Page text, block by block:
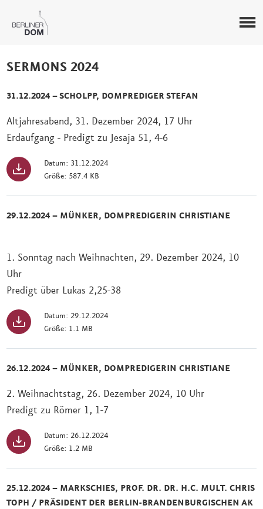
SERMONS 2024
31.12.2024 – SCHOLPP, DOMPREDIGER STEFAN
Altjahresabend, 31. Dezember 2024, 17 Uhr
Erdaufgang - Predigt zu Jesaja 51, 4-6
Datum: 31.12.2024
Größe: 587.4 KB
29.12.2024 – MÜNKER, DOMPREDIGERIN CHRISTIANE
1. Sonntag nach Weihnachten, 29. Dezember 2024, 10
Uhr
Predigt über Lukas 2,25-38
Datum: 29.12.2024
Größe: 1.1 MB
26.12.2024 – MÜNKER, DOMPREDIGERIN CHRISTIANE
2. Weihnachtstag, 26. Dezember 2024, 10 Uhr
Predigt zu Römer 1, 1-7
Datum: 26.12.2024
Größe: 1.2 MB
25.12.2024 – MARKSCHIES, PROF. DR. DR. H.C. MULT. CHRIS
TOPH / PRÄSIDENT DER BERLIN-BRANDENBURGISCHEN AK